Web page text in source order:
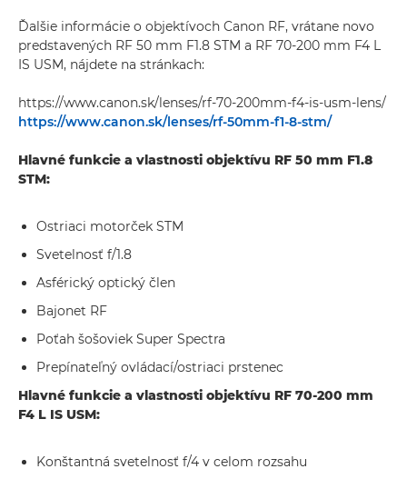
Ďalšie informácie o objektívoch Canon RF, vrátane novo
predstavených RF 50 mm F1.8 STM a RF 70-200 mm F4 L
IS USM, nájdete na stránkach:
https://www.canon.sk/lenses/rf-70-200mm-f4-is-usm-lens/
https://www.canon.sk/lenses/rf-50mm-f1-8-stm/
Hlavné funkcie a vlastnosti objektívu RF 50 mm F1.8
STM:
Ostriaci motorček STM
Svetelnosť f/1.8
Asférický optický člen
Bajonet RF
Poťah šošoviek Super Spectra
Prepínateľný ovládací/ostriaci prstenec
Hlavné funkcie a vlastnosti objektívu RF 70-200 mm
F4 L IS USM:
Konštantná svetelnosť f/4 v celom rozsahu